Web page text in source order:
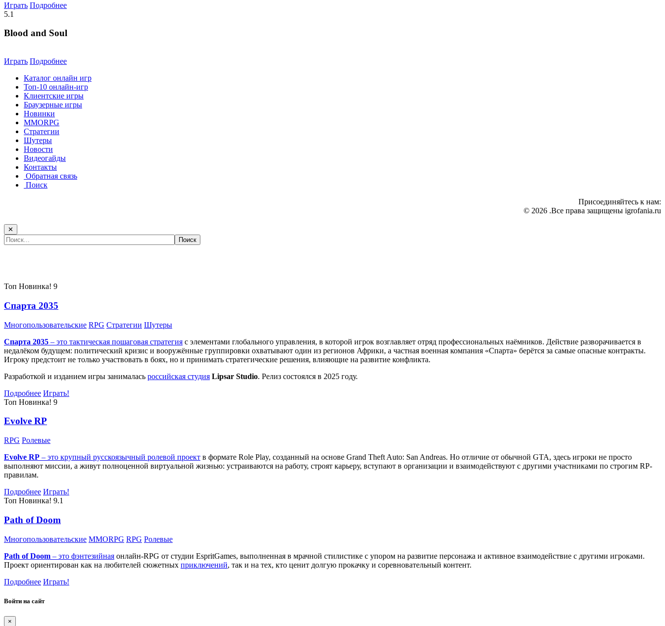
Играть Подробнее
5.1
Blood and Soul
Играть Подробнее
Каталог онлайн игр
Топ-10 онлайн-игр
Клиентские игры
Браузерные игры
Новинки
MMORPG
Стратегии
Шутеры
Новости
Видеогайды
Контакты
Обратная связь
Поиск
Присоединяйтесь к нам:
© 2026 .Все права защищены igrofania.ru
✕
Топ Новинка! 9
Спарта 2035
Многопользовательские RPG Стратегии Шутеры
Спарта 2035 – это тактическая пошаговая стратегия с элементами глобального управления, в которой игрок возглавляет отряд профессиональных наёмников. Действие разворачивается в
недалёком будущем: политический кризис и вооружённые группировки охватывают один из регионов Африки, а частная военная компания «Спарта» берётся за самые опасные контракты.
Игроку предстоит не только участвовать в боях, но и принимать стратегические решения, влияющие на развитие конфликта.
Разработкой и изданием игры занималась российская студия Lipsar Studio. Релиз состоялся в 2025 году.
Подробнее Играть!
Топ Новинка! 9
Evolve RP
RPG Ролевые
Evolve RP – это крупный русскоязычный ролевой проект в формате Role Play, созданный на основе Grand Theft Auto: San Andreas. Но отличие от обычной GTA, здесь игроки не просто
выполняют миссии, а живут полноценной виртуальной жизнью: устраиваются на работу, строят карьеру, вступают в организации и взаимодействуют с другими участниками по строгим RP-
правилам.
Подробнее Играть!
Топ Новинка! 9.1
Path of Doom
Многопользовательские MMORPG RPG Ролевые
Path of Doom – это фэнтезийная онлайн-RPG от студии EspritGames, выполненная в мрачной стилистике с упором на развитие персонажа и активное взаимодействие с другими игроками.
Проект ориентирован как на любителей сюжетных приключений, так и на тех, кто ценит долгую прокачку и соревновательный контент.
Подробнее Играть!
Войти на сайт
×